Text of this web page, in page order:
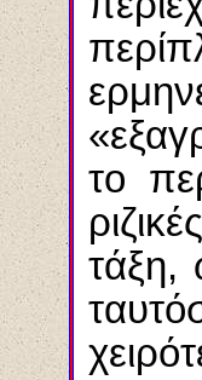
το
τάξη,